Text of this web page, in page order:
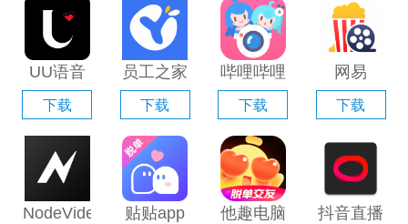
UU语音
电脑版
「含模拟
下载
员工之家
电脑版
「含模拟
器」
下载
哔哩哔哩
直播姬电
脑版「含
模拟器」
下载
网易
Filmly电
脑版「含
模拟器」
下载
NodeVideo
贴贴app
他趣电脑
抖音直播